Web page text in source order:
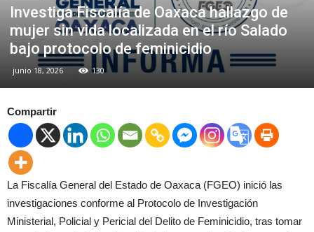
Investiga Fiscalía de Oaxaca hallazgo de
mujer sin vida localizada en el río Salado
bajo protocolo de feminicidio
junio 18, 2026 130
Compartir
La Fiscalía General del Estado de Oaxaca (FGEO) inició las
investigaciones conforme al Protocolo de Investigación
Ministerial, Policial y Pericial del Delito de Feminicidio, tras tomar